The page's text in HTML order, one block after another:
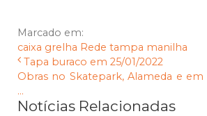
Marcado em:
caixa grelha Rede tampa manilha
Tapa buraco em 25/01/2022
Obras no Skatepark, Alameda e
...
Notícias Relacionadas